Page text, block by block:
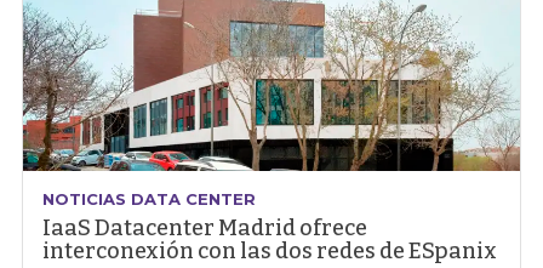
NOTICIAS DATA CENTER
IaaS Datacenter Madrid ofrece
interconexión con las dos redes de ESpanix